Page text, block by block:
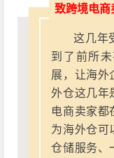
致跨境电商
这几年
到了前所
展，让海外
外仓这几年
电商卖家都
为海外仓可
仓储服务、